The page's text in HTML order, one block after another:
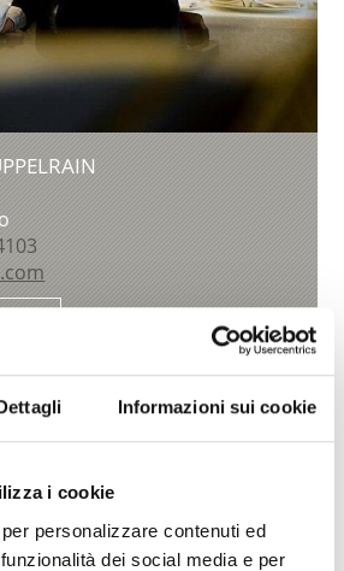
Informazioni sui cookie
i cookie
personalizzare contenuti ed
dei social media e per